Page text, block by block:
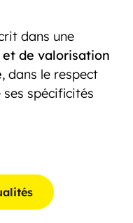
dans une
de valorisation
, dans le respect
spécificités